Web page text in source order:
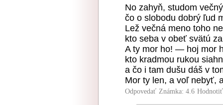
No zahyň, studom
čo o slobodu dobrý ľud
Lež večná meno toho
kto seba v obeť svätú
A ty mor ho! — hoj mor
kto kradmou rukou
a čo i tam dušu dáš v
Mor ty len, a voľ nebyť,
Odpovedať Známka: 4.6